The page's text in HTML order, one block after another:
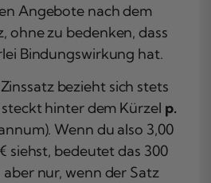
Angebote nach dem
ohne zu bedenken, dass
Bindungswirkung hat.
bezieht sich stets
steckt hinter dem Kürzel p.
Wenn du also 3,00
siehst, bedeutet das 300
aber nur, wenn der Satz